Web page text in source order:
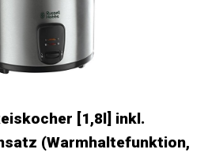
[1,8l] inkl.
(Warmhaltefunktion,